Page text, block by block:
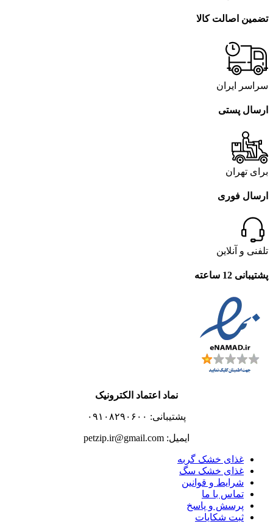
تضمین اصالت کالا
سراسر ایران
ارسال پستی
برای تهران
ارسال فوری
تلفنی و آنلاین
پشتیبانی 12 ساعته
نماد اعتماد الکترونیک
پشتیبانی: ۰۹۱۰۸۲۹۰۶۰۰
ایمیل: petzip.ir@gmail.com
غذای خشک گربه
غذای خشک سگ
شرایط و قوانین
تماس با ما
پرسش و پاسخ
ثبت شکایات